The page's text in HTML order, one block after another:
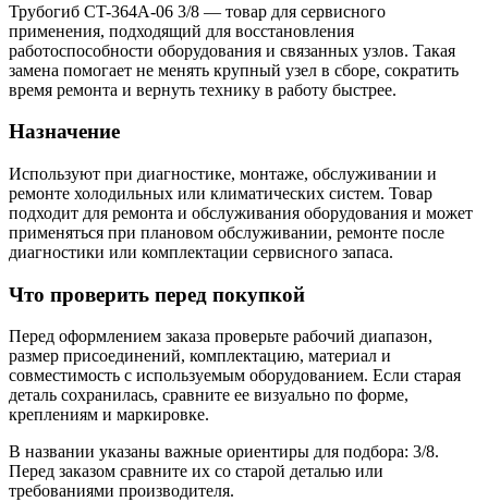
Трубогиб CT-364A-06 3/8 — товар для сервисного
применения, подходящий для восстановления
работоспособности оборудования и связанных узлов. Такая
замена помогает не менять крупный узел в сборе, сократить
время ремонта и вернуть технику в работу быстрее.
Назначение
Используют при диагностике, монтаже, обслуживании и
ремонте холодильных или климатических систем. Товар
подходит для ремонта и обслуживания оборудования и может
применяться при плановом обслуживании, ремонте после
диагностики или комплектации сервисного запаса.
Что проверить перед покупкой
Перед оформлением заказа проверьте рабочий диапазон,
размер присоединений, комплектацию, материал и
совместимость с используемым оборудованием. Если старая
деталь сохранилась, сравните ее визуально по форме,
креплениям и маркировке.
В названии указаны важные ориентиры для подбора: 3/8.
Перед заказом сравните их со старой деталью или
требованиями производителя.